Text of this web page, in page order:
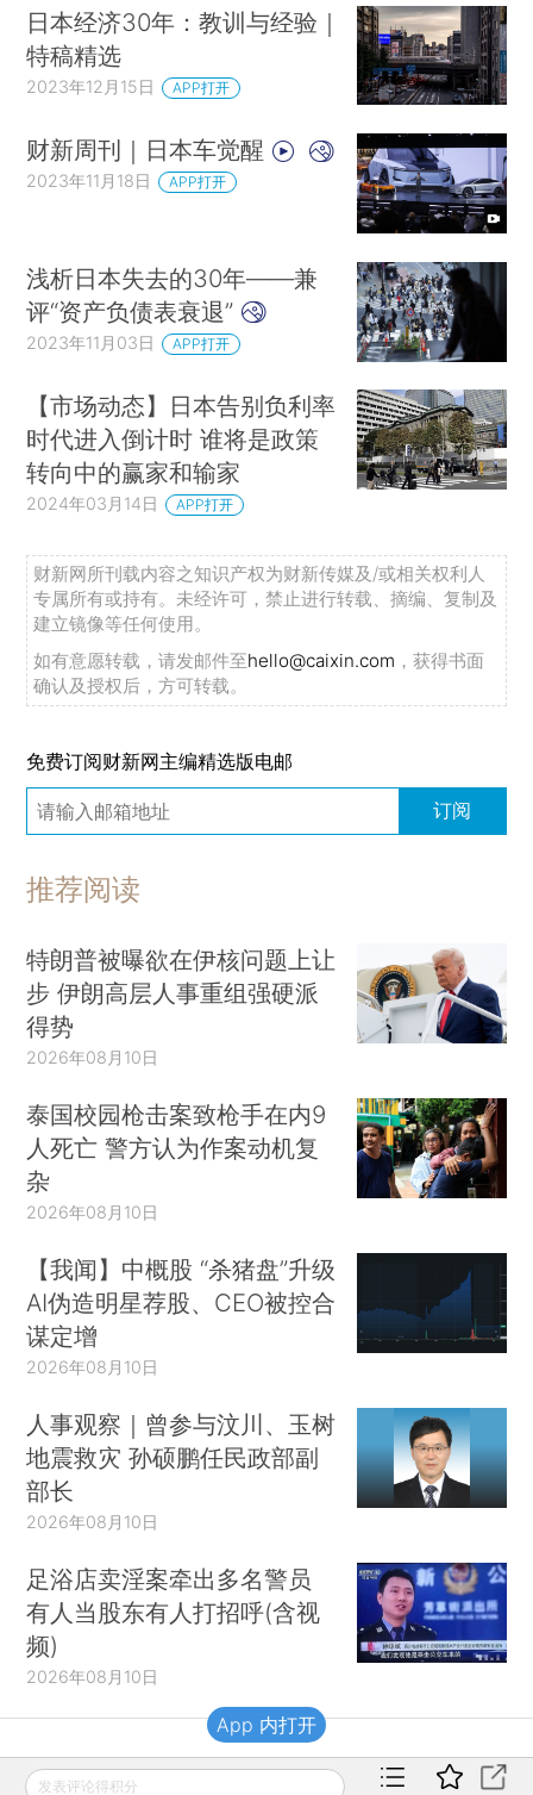
日本经济30年：教训与经验｜
特稿精选
2023年12月15日 APP打开
财新周刊｜日本车觉醒
2023年11月18日 APP打开
浅析日本失去的30年——兼
评“资产负债表衰退”
2023年11月03日 APP打开
【市场动态】日本告别负利率
时代进入倒计时 谁将是政策
转向中的赢家和输家
2024年03月14日 APP打开
财新网所刊载内容之知识产权为财新传媒及/或相关权利人
专属所有或持有。未经许可，禁止进行转载、摘编、复制及
建立镜像等任何使用。
如有意愿转载，请发邮件至hello@caixin.com ，获得书面
确认及授权后，方可转载。
免费订阅财新网主编精选版电邮
订阅
推荐阅读
特朗普被曝欲在伊核问题上让
步 伊朗高层人事重组强硬派
得势
2026年08月10日
泰国校园枪击案致枪手在内9
人死亡 警方认为作案动机复
杂
2026年08月10日
【我闻】中概股 “杀猪盘”升级
AI伪造明星荐股、CEO被控合
谋定增
2026年08月10日
人事观察｜曾参与汶川、玉树
地震救灾 孙硕鹏任民政部副
部长
2026年08月10日
足浴店卖淫案牵出多名警员
有人当股东有人打招呼(含视
频)
2026年08月10日
财新移动
发表评论得积分
App 内打开